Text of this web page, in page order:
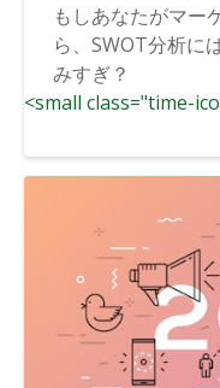
もしあなたがマー
ら、SWOT分析に
みすぎ？
<small class="time-